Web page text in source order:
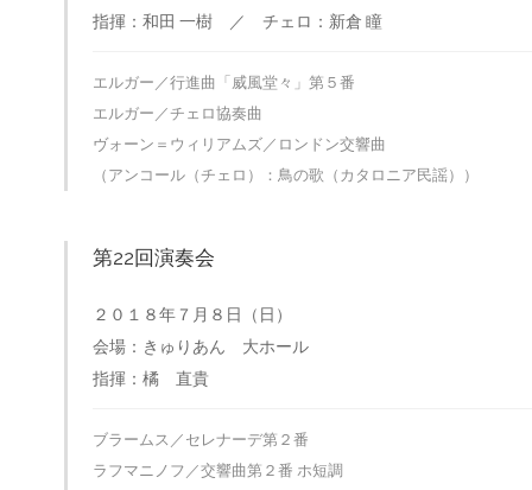
指揮：和田 一樹 ／ チェロ：新倉 瞳
エルガー／行進曲「威風堂々」第５番
エルガー／チェロ協奏曲
ヴォーン＝ウィリアムズ／ロンドン交響曲
（アンコール（チェロ）：鳥の歌（カタロニア民謡））
第22回演奏会
２０１８年７月８日（日）
会場：きゅりあん 大ホール
指揮：橘 直貴
ブラームス／セレナーデ第２番
ラフマニノフ／交響曲第２番 ホ短調